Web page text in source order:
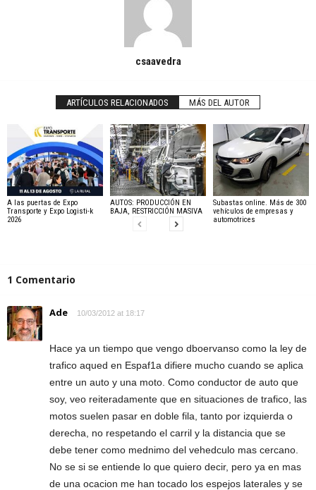
csaavedra
ARTÍCULOS RELACIONADOS MÁS DEL AUTOR
A las puertas de Expo
Transporte y Expo Logisti-k
2026
AUTOS: PRODUCCIÓN EN
BAJA, RESTRICCIÓN MASIVA
Subastas online. Más de 300
vehículos de empresas y
automotrices
1 Comentario
Ade 10/03/2012 at 18:17
Hace ya un tiempo que vengo dboervanso como la ley de
trafico aqued en Espaf1a difiere mucho cuando se aplica
entre un auto y una moto. Como conductor de auto que
soy, veo reiteradamente que en situaciones de trafico, las
motos suelen pasar en doble fila, tanto por izquierda o
derecha, no respetando el carril y la distancia que se
debe tener como mednimo del vehedculo mas cercano.
No se si se entiende lo que quiero decir, pero ya en mas
de una ocacion me han tocado los espejos laterales y se